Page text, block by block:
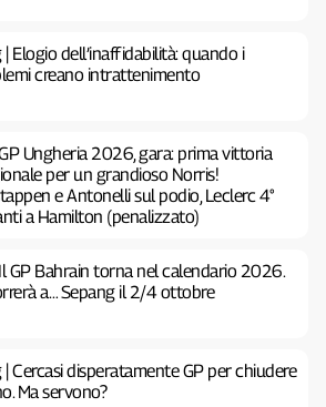
| Elogio dell’inaffidabilità: quando i
creano intrattenimento
Ungheria 2026, gara: prima vittoria
per un grandioso Norris!
e Antonelli sul podio, Leclerc 4°
a Hamilton (penalizzato)
GP Bahrain torna nel calendario 2026.
a… Sepang il 2/4 ottobre
| Cercasi disperatamente GP per chiudere
Ma servono?